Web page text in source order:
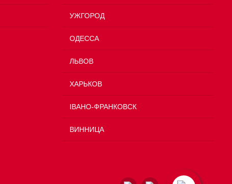
УЖГОРОД
ОДЕССА
ЛЬВОВ
ХАРЬКОВ
ІВАНО-ФРАНКОВСК
ВИННИЦА